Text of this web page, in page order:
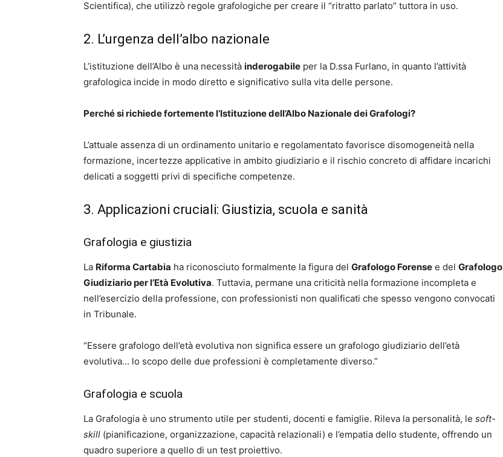
Scientifica), che utilizzò regole grafologiche per creare il “ritratto parlato” tuttora in uso.
2. L’urgenza dell’albo nazionale
L’istituzione dell’Albo è una necessità inderogabile per la D.ssa Furlano, in quanto l’attività
grafologica incide in modo diretto e significativo sulla vita delle persone.
Perché si richiede fortemente l’Istituzione dell’Albo Nazionale dei Grafologi?
L’attuale assenza di un ordinamento unitario e regolamentato favorisce disomogeneità nella
formazione, incertezze applicative in ambito giudiziario e il rischio concreto di affidare incarichi
delicati a soggetti privi di specifiche competenze.
3. Applicazioni cruciali: Giustizia, scuola e sanità
Grafologia e giustizia
La Riforma Cartabia ha riconosciuto formalmente la figura del Grafologo Forense e del Grafologo
Giudiziario per l’Età Evolutiva. Tuttavia, permane una criticità nella formazione incompleta e
nell’esercizio della professione, con professionisti non qualificati che spesso vengono convocati
in Tribunale.
“Essere grafologo dell’età evolutiva non significa essere un grafologo giudiziario dell’età
evolutiva… lo scopo delle due professioni è completamente diverso.”
Grafologia e scuola
La Grafologia è uno strumento utile per studenti, docenti e famiglie. Rileva la personalità, le soft-
skill (pianificazione, organizzazione, capacità relazionali) e l’empatia dello studente, offrendo un
quadro superiore a quello di un test proiettivo.